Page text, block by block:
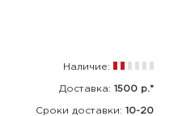
Наличие:
Доставка: 1500 р.*
Сроки доставки: 10-20